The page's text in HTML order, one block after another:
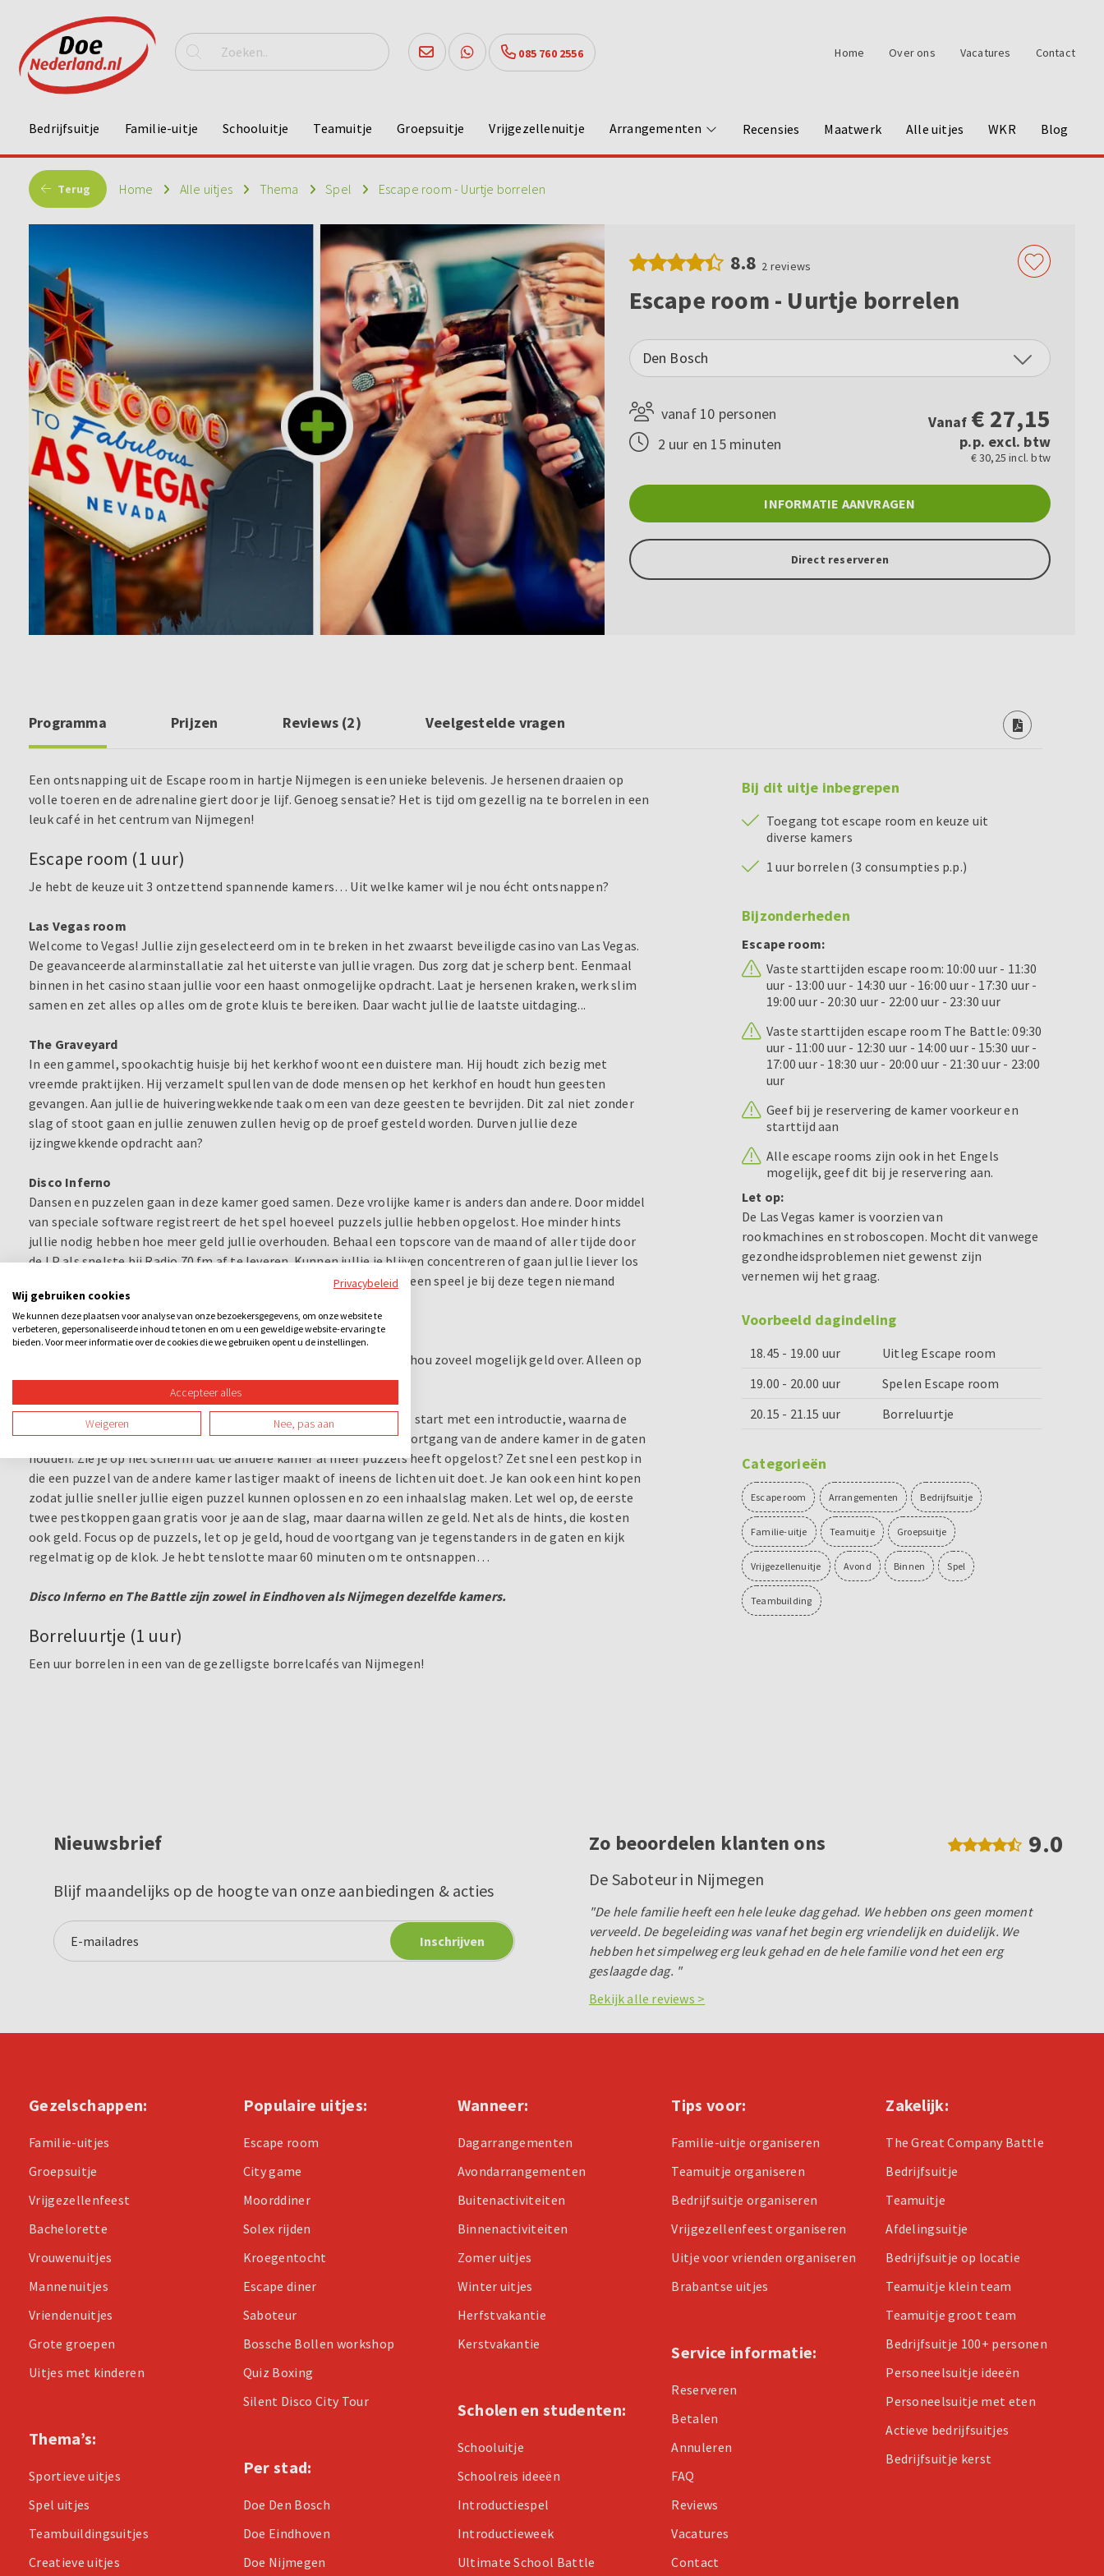
085 760 2556 Home Over ons Vacatures Contact
Bedrijfsuitje Familie-uitje Schooluitje Teamuitje Groepsuitje Vrijgezellenuitje Arrangementen Recensies Maatwerk Alle uitjes WKR Blog
Terug Home Alle uitjes Thema Spel Escape room - Uurtje borrelen
8.8 2 reviews
Escape room - Uurtje borrelen
Den Bosch
vanaf 10 personen
2 uur en 15 minuten
Vanaf € 27,15
p.p. excl. btw
€ 30,25 incl. btw
INFORMATIE AANVRAGEN
Direct reserveren
Programma Prijzen Reviews (2) Veelgestelde vragen
Een ontsnapping uit de Escape room in hartje Nijmegen is een unieke belevenis. Je hersenen draaien op
volle toeren en de adrenaline giert door je lijf. Genoeg sensatie? Het is tijd om gezellig na te borrelen in een
leuk café in het centrum van Nijmegen!
Escape room (1 uur)
Je hebt de keuze uit 3 ontzettend spannende kamers… Uit welke kamer wil je nou écht ontsnappen?
Las Vegas room
Welcome to Vegas! Jullie zijn geselecteerd om in te breken in het zwaarst beveiligde casino van Las Vegas.
De geavanceerde alarminstallatie zal het uiterste van jullie vragen. Dus zorg dat je scherp bent. Eenmaal
binnen in het casino staan jullie voor een haast onmogelijke opdracht. Laat je hersenen kraken, werk slim
samen en zet alles op alles om de grote kluis te bereiken. Daar wacht jullie de laatste uitdaging...
The Graveyard
In een gammel, spookachtig huisje bij het kerkhof woont een duistere man. Hij houdt zich bezig met
vreemde praktijken. Hij verzamelt spullen van de dode mensen op het kerkhof en houdt hun geesten
gevangen. Aan jullie de huiveringwekkende taak om een van deze geesten te bevrijden. Dit zal niet zonder
slag of stoot gaan en jullie zenuwen zullen hevig op de proef gesteld worden. Durven jullie deze
ijzingwekkende opdracht aan?
Disco Inferno
Dansen en puzzelen gaan in deze kamer goed samen. Deze vrolijke kamer is anders dan andere. Door middel
van speciale software registreert de het spel hoeveel puzzels jullie hebben opgelost. Hoe minder hints
jullie nodig hebben hoe meer geld jullie overhouden. Behaal een topscore van de maand of aller tijde door
de LP als snelste bij Radio 70 fm af te leveren. Kunnen jullie je blijven concentreren of gaan jullie liever los
op de muziek? Let op: dit is dezelfde kamer als the battle room alleen speel je bij deze tegen niemand
anders.
Escape Room The Battle
Zorg dat je sneller uit de kamer ontsnapt dan je tegenstanders en hou zoveel mogelijk geld over. Alleen op
die manier win je The Battle!
Ga met je vrienden de strijd aan in twee identieke escape rooms. Je start met een introductie, waarna de
teams worden opgedeeld. Door middel van het scherm kun je de voortgang van de andere kamer in de gaten
houden. Zie je op het scherm dat de andere kamer al meer puzzels heeft opgelost? Zet snel een pestkop in
die een puzzel van de andere kamer lastiger maakt of ineens de lichten uit doet. Je kan ook een hint kopen
zodat jullie sneller jullie eigen puzzel kunnen oplossen en zo een inhaalslag maken. Let wel op, de eerste
twee pestkoppen gaan gratis voor je aan de slag, maar daarna willen ze geld. Net als de hints, die kosten
ook geld. Focus op de puzzels, let op je geld, houd de voortgang van je tegenstanders in de gaten en kijk
regelmatig op de klok. Je hebt tenslotte maar 60 minuten om te ontsnappen…
Disco Inferno en The Battle zijn zowel in Eindhoven als Nijmegen dezelfde kamers.
Borreluurtje (1 uur)
Een uur borrelen in een van de gezelligste borrelcafés van Nijmegen!
Bij dit uitje inbegrepen
Toegang tot escape room en keuze uit
diverse kamers
1 uur borrelen (3 consumpties p.p.)
Bijzonderheden
Escape room:
Vaste starttijden escape room: 10:00 uur - 11:30
uur - 13:00 uur - 14:30 uur - 16:00 uur - 17:30 uur -
19:00 uur - 20:30 uur - 22:00 uur - 23:30 uur
Vaste starttijden escape room The Battle: 09:30
uur - 11:00 uur - 12:30 uur - 14:00 uur - 15:30 uur -
17:00 uur - 18:30 uur - 20:00 uur - 21:30 uur - 23:00
uur
Geef bij je reservering de kamer voorkeur en
starttijd aan
Alle escape rooms zijn ook in het Engels
mogelijk, geef dit bij je reservering aan.
Let op:
De Las Vegas kamer is voorzien van
rookmachines en stroboscopen. Mocht dit vanwege
gezondheidsproblemen niet gewenst zijn
vernemen wij het graag.
Voorbeeld dagindeling
18.45 - 19.00 uur
Uitleg Escape room
19.00 - 20.00 uur
Spelen Escape room
20.15 - 21.15 uur
Borreluurtje
Categorieën
Escape room Arrangementen Bedrijfsuitje
Familie-uitje Teamuitje Groepsuitje
Vrijgezellenuitje Avond Binnen Spel
Teambuilding
Nieuwsbrief
Blijf maandelijks op de hoogte van onze aanbiedingen & acties
Zo beoordelen klanten ons 9.0
De Saboteur in Nijmegen
"De hele familie heeft een hele leuke dag gehad. We hebben ons geen moment
verveeld. De begeleiding was vanaf het begin erg vriendelijk en duidelijk. We
hebben het simpelweg erg leuk gehad en de hele familie vond het een erg
geslaagde dag. "
Bekijk alle reviews >
Gezelschappen:
Familie-uitjes
Groepsuitje
Vrijgezellenfeest
Bachelorette
Vrouwenuitjes
Mannenuitjes
Vriendenuitjes
Grote groepen
Uitjes met kinderen
Thema’s:
Sportieve uitjes
Spel uitjes
Teambuildingsuitjes
Creatieve uitjes
Populaire uitjes:
Escape room
City game
Moorddiner
Solex rijden
Kroegentocht
Escape diner
Saboteur
Bossche Bollen workshop
Quiz Boxing
Silent Disco City Tour
Per stad:
Doe Den Bosch
Doe Eindhoven
Doe Nijmegen
Wanneer:
Dagarrangementen
Avondarrangementen
Buitenactiviteiten
Binnenactiviteiten
Zomer uitjes
Winter uitjes
Herfstvakantie
Kerstvakantie
Scholen en studenten:
Schooluitje
Schoolreis ideeën
Introductiespel
Introductieweek
Ultimate School Battle
Tips voor:
Familie-uitje organiseren
Teamuitje organiseren
Bedrijfsuitje organiseren
Vrijgezellenfeest organiseren
Uitje voor vrienden organiseren
Brabantse uitjes
Service informatie:
Reserveren
Betalen
Annuleren
FAQ
Reviews
Vacatures
Contact
Zakelijk:
The Great Company Battle
Bedrijfsuitje
Teamuitje
Afdelingsuitje
Bedrijfsuitje op locatie
Teamuitje klein team
Teamuitje groot team
Bedrijfsuitje 100+ personen
Personeelsuitje ideeën
Personeelsuitje met eten
Actieve bedrijfsuitjes
Bedrijfsuitje kerst
Privacybeleid
Wij gebruiken cookies
We kunnen deze plaatsen voor analyse van onze bezoekersgegevens, om onze website te
verbeteren, gepersonaliseerde inhoud te tonen en om u een geweldige website-ervaring te
bieden. Voor meer informatie over de cookies die we gebruiken opent u de instellingen.
Accepteer alles
Weigeren Nee, pas aan